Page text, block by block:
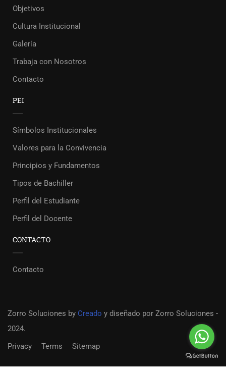
Objetivos
Cultura Institucional
Galería
Trabaja con Nosotros
Contacto
PEI
Símbolos Institucionales
Valores para la Convivencia
Principios y Fundamentos
Tipos de Bachiller
Perfil del Estudiante
Perfil del Docente
CONTACTO
Contacto
Zorro Soluciones by Creado y diseñado por Zorro Soluciones -
2024.
Privacy
Terms Sitemap